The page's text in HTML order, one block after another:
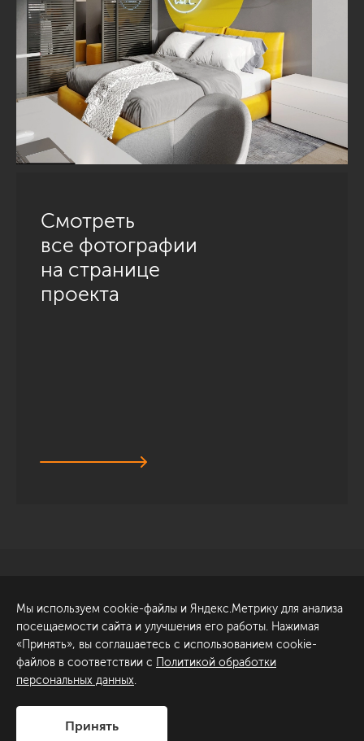
Смотреть
все фотографии
на странице
проекта
Обсудить проект
ул. Академика Павлова, 6
к1
+7 (812) 200-95-55
Сделано в
Мы используем cookie-файлы и Яндекс.Метрику для анализа
посещаемости сайта и улучшения его работы. Нажимая
«Принять», вы соглашаетесь с использованием cookie-
файлов в соответствии с Политикой обработки
персональных данных.
Принять